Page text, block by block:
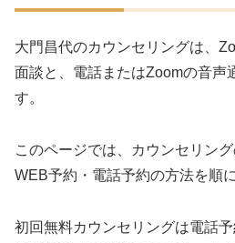
大門昌代のカウンセリングは、
面談と、電話またはZoomの音声
す。
このページでは、カウンセリング
WEB予約・電話予約の方法を順
初回無料カウンセリングは電話